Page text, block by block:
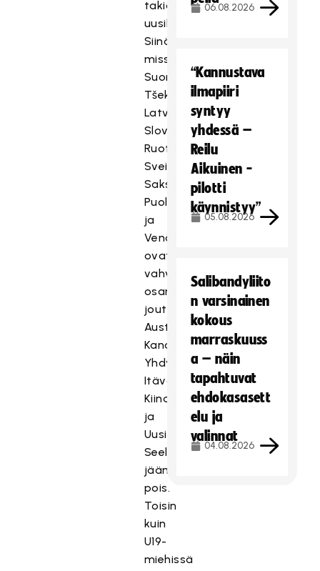
takia
uusiksi.
Siinä
missä
Suomi,
Tšekki,
Latvia,
Slovakia,
Ruotsi,
Sveitsi,
Saksa,
Puola
ja
Venäjä
ovat
vahvistaneet
osanottonsa
joutuvat
Australia,
Kanada,
Yhdysvallat,
Itävalta,
Kiina
ja
Uusi-
Seelanti
jäämään
pois.
Toisin
kuin
U19-
miehissä
06.08.2026
“Kannustava
ilmapiiri
syntyy
yhdessä –
Reilu
Aikuinen -
pilotti
käynnistyy”
05.08.2026
Salibandyliito
n varsinainen
kokous
marraskuuss
a – näin
tapahtuvat
ehdokasasett
elu ja
valinnat
04.08.2026